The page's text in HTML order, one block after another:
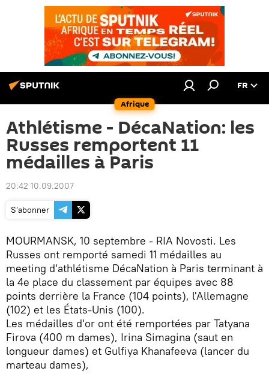
Afrique
FR
Athlétisme - DécaNation: les
Russes remportent 11
médailles à Paris
20:42 10.09.2007
S'abonner
MOURMANSK, 10 septembre - RIA Novosti. Les
Russes ont remporté samedi 11 médailles au
meeting d'athlétisme DécaNation à Paris terminant à
la 4e place du classement par équipes avec 88
points derrière la France (104 points), l'Allemagne
(102) et les États-Unis (100).
Les médailles d'or ont été remportées par Tatyana
Firova (400 m dames), Irina Simagina (saut en
longueur dames) et Gulfiya Khanafeeva (lancer du
marteau dames),